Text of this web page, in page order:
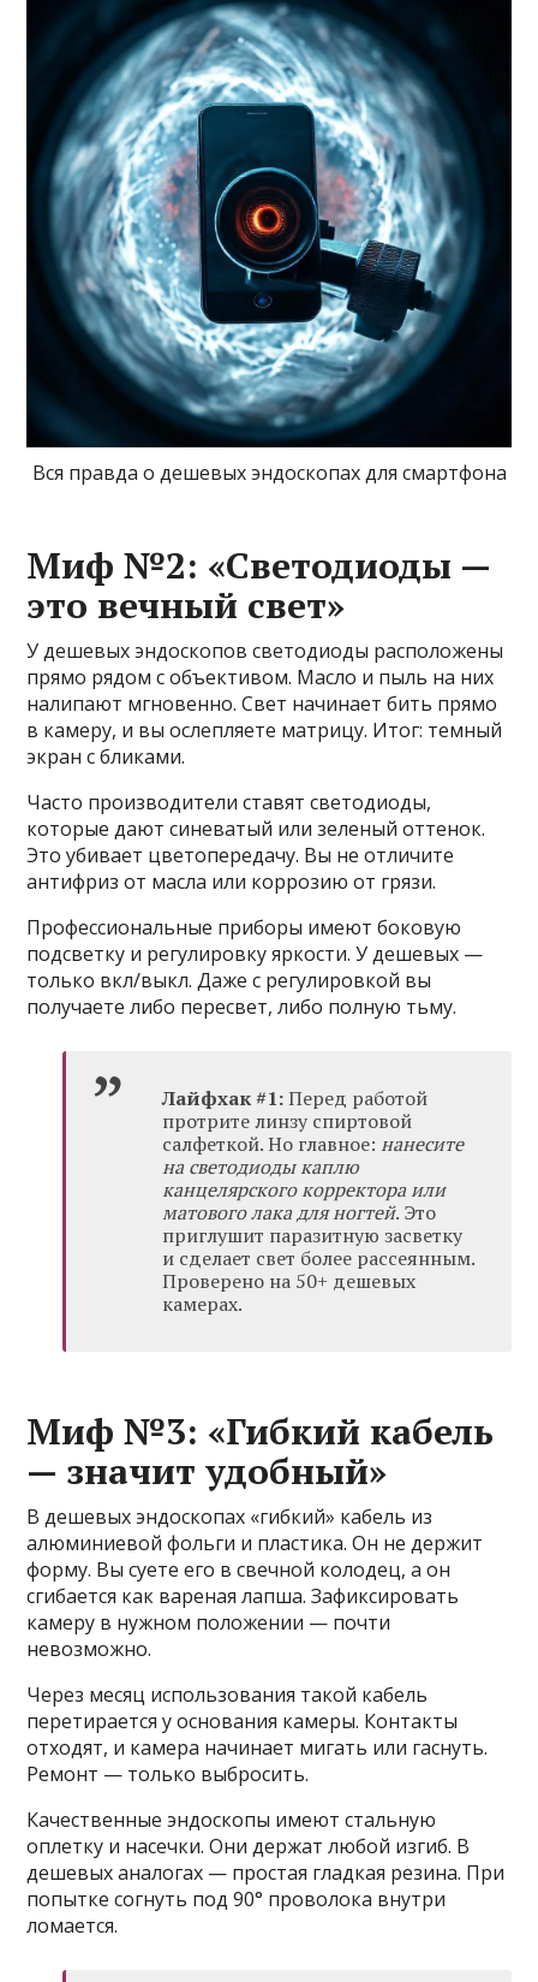
Вся правда о дешевых эндоскопах для смартфона
Миф №2: «Светодиоды —
это вечный свет»
У дешевых эндоскопов светодиоды расположены
прямо рядом с объективом. Масло и пыль на них
налипают мгновенно. Свет начинает бить прямо
в камеру, и вы ослепляете матрицу. Итог: темный
экран с бликами.
Часто производители ставят светодиоды,
которые дают синеватый или зеленый оттенок.
Это убивает цветопередачу. Вы не отличите
антифриз от масла или коррозию от грязи.
Профессиональные приборы имеют боковую
подсветку и регулировку яркости. У дешевых —
только вкл/выкл. Даже с регулировкой вы
получаете либо пересвет, либо полную тьму.
Лайфхак #1:Перед работой
протрите линзу спиртовой
салфеткой. Но главное:нанесите
на светодиоды каплю
канцелярского корректора или
матового лака для ногтей. Это
приглушит паразитную засветку
и сделает свет более рассеянным.
Проверено на 50+ дешевых
камерах.
Миф №3: «Гибкий кабель
— значит удобный»
В дешевых эндоскопах «гибкий» кабель из
алюминиевой фольги и пластика. Он не держит
форму. Вы суете его в свечной колодец, а он
сгибается как вареная лапша. Зафиксировать
камеру в нужном положении — почти
невозможно.
Через месяц использования такой кабель
перетирается у основания камеры. Контакты
отходят, и камера начинает мигать или гаснуть.
Ремонт — только выбросить.
Качественные эндоскопы имеют стальную
оплетку и насечки. Они держат любой изгиб. В
дешевых аналогах — простая гладкая резина. При
попытке согнуть под 90° проволока внутри
ломается.